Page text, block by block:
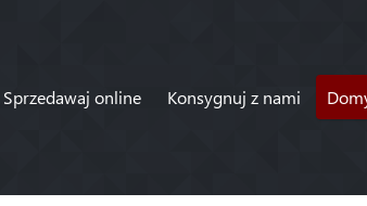
Sprzedawaj online Konsygnuj z nami